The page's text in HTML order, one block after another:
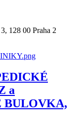
128 00 Praha 2
a
BULOVKA,